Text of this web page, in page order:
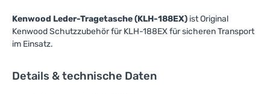
Kenwood Leder-Tragetasche (KLH-188EX) ist Original
Kenwood Schutzzubehör für KLH-188EX für sicheren Transport
im Einsatz.
Details & technische Daten